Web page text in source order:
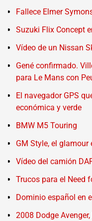
Fallece Elmer
Suzuki Flix Concept
Vídeo de un Nissan
Gené confirmado.
para Le Mans con
El navegador GPS
económica y verde
BMW M5 Touring
GM Style, el glamour
Vídeo del camión
Trucos para el Need
Dominio español en
2008 Dodge